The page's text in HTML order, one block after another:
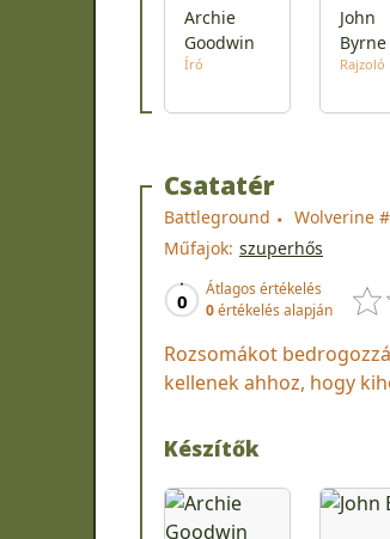
Archie
Goodwin
Író
John
Byrne
Rajzoló
Csatatér
Battleground Wolverine
Műfajok: szuperhős
0
Átlagos értékelés
0értékelés alapján
Rozsomákot
kellenek ahhoz, hogy
Készítők